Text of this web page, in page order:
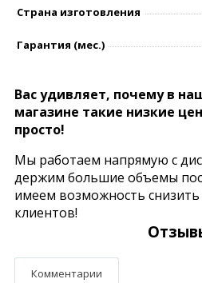
Страна изготовления
Гарантия (мес.)
Вас удивляет, почему в
магазине такие низкие
просто!
Мы работаем напрямую с
держим большие объемы
имеем возможность
клиентов!
Комментарии